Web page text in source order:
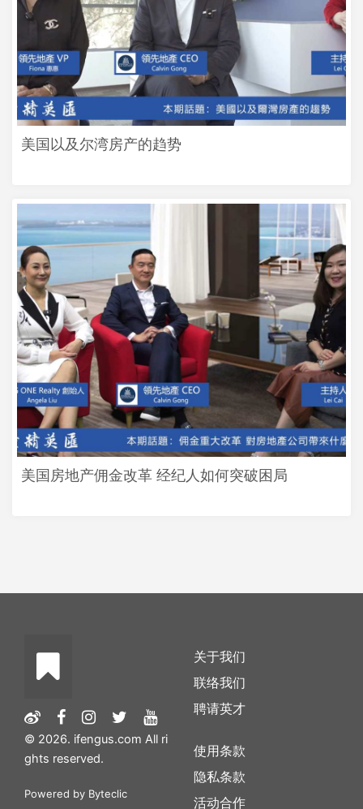
美国以及尔湾房产的趋势
美国房地产佣金改革 经纪人如何突破困局
© 2026. ifengus.com All ri
ghts reserved.
Powered by Byteclic
关于我们
联络我们
聘请英才
使用条款
隐私条款
活动合作